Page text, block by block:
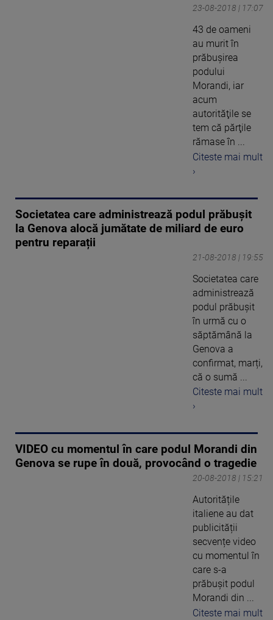
23-08-2018 | 17:07
43 de oameni
au murit în
prăbuşirea
podului
Morandi, iar
acum
autorităţile se
tem că părţile
rămase în ...
Citeste mai mult
›
Societatea care administrează podul prăbușit
la Genova alocă jumătate de miliard de euro
pentru reparații
21-08-2018 | 19:55
Societatea care
administrează
podul prăbușit
în urmă cu o
săptămână la
Genova a
confirmat, marți,
că o sumă ...
Citeste mai mult
›
VIDEO cu momentul în care podul Morandi din
Genova se rupe în două, provocând o tragedie
20-08-2018 | 15:21
Autoritățile
italiene au dat
publicității
secvențe video
cu momentul în
care s-a
prăbușit podul
Morandi din ...
Citeste mai mult